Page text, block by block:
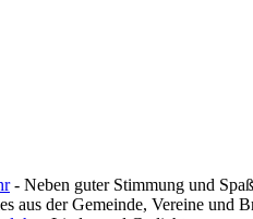
- Neben guter Stimmung und
aus der Gemeinde, Vereine und